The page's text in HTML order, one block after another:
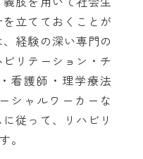
立てておくことが
経験の深い専門の
リテーション・チ
看護師・理学療法
シャルワーカーな
従って、リハビリ
。